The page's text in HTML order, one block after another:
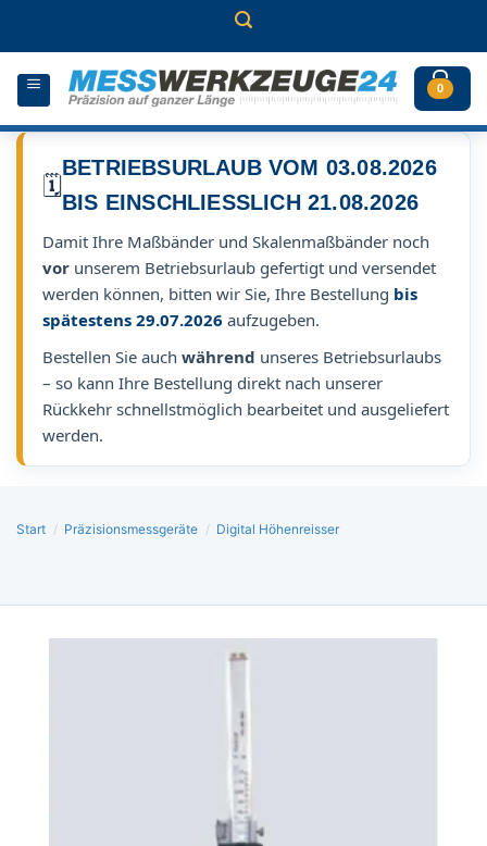
0
🗓️
BETRIEBSURLAUB VOM 03.08.2026
BIS EINSCHLIESSLICH 21.08.2026
Damit Ihre Maßbänder und Skalenmaßbänder noch
vor unserem Betriebsurlaub gefertigt und versendet
werden können, bitten wir Sie, Ihre Bestellung bis
spätestens 29.07.2026 aufzugeben.
Bestellen Sie auch während unseres Betriebsurlaubs
– so kann Ihre Bestellung direkt nach unserer
Rückkehr schnellstmöglich bearbeitet und ausgeliefert
werden.
Start / Präzisionsmessgeräte / Digital Höhenreisser